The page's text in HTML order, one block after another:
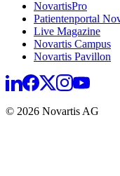
NovartisPro
Patientenportal
Live Magazine
Novartis Campus
Novartis Pavillon
© 2026 Novartis AG